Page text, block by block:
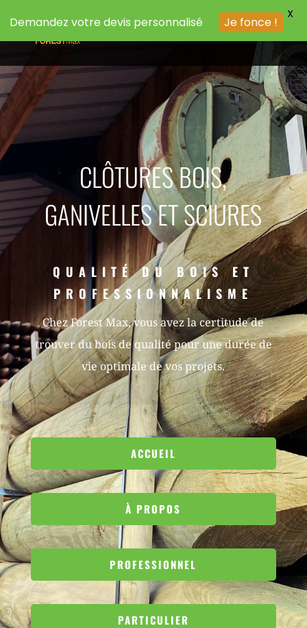
CLÔTURES BOIS,
GANIVELLES ET SCIURES
QUALITÉ DU BOIS ET
PROFESSIONNALISME
Chez Forest Max, vous avez la certitude de
trouver du bois de qualité pour une durée de
vie optimale de vos projets.
ACCUEIL
À PROPOS
PROFESSIONNEL
PARTICULIER
Demandez votre devis personnalisé Je fonce !
X